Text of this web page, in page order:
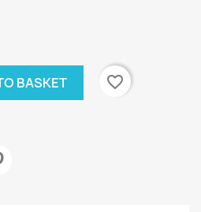
BASKET
favorite_border